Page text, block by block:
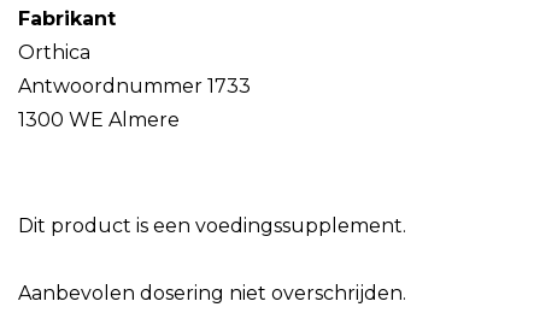
Fabrikant
Orthica
Antwoordnummer 1733
1300 WE Almere
Dit product is een voedingssupplement.
Aanbevolen dosering niet overschrijden.